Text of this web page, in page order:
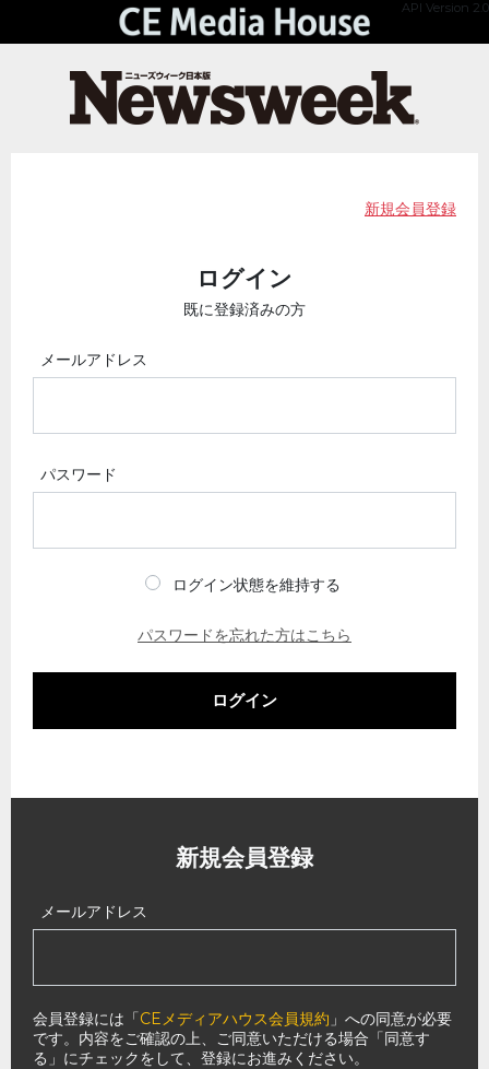
API Version 2.0
新規会員登録
ログイン
既に登録済みの方
メールアドレス
パスワード
ログイン状態を維持する
パスワードを忘れた方はこちら
ログイン
新規会員登録
メールアドレス
会員登録には「CEメディアハウス会員規約 」への同意が必要
です。内容をご確認の上、ご同意いただける場合「同意す
る」にチェックをして、登録にお進みください。